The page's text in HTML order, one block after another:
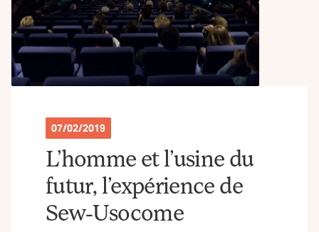
07/02/2019
L’homme et l’usine du
futur, l’expérience de
Sew-Usocome